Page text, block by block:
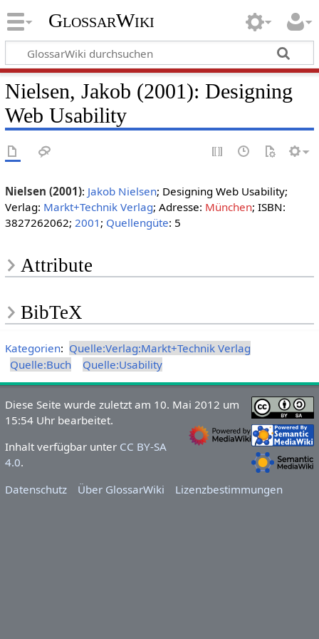
GlossarWiki
Nielsen, Jakob (2001): Designing
Web Usability
Nielsen (2001): Jakob Nielsen; Designing Web Usability;
Verlag: Markt+Technik Verlag; Adresse: München; ISBN:
3827262062; 2001 ; Quellengüte: 5
Attribute
BibTeX
Kategorien: Quelle:Verlag:Markt+Technik Verlag
Quelle:Buch
Quelle:Usability
Diese Seite wurde zuletzt am 10. Mai 2012 um
15:54 Uhr bearbeitet.
Inhalt verfügbar unter CC BY-SA
4.0.
Datenschutz
Über GlossarWiki Lizenzbestimmungen